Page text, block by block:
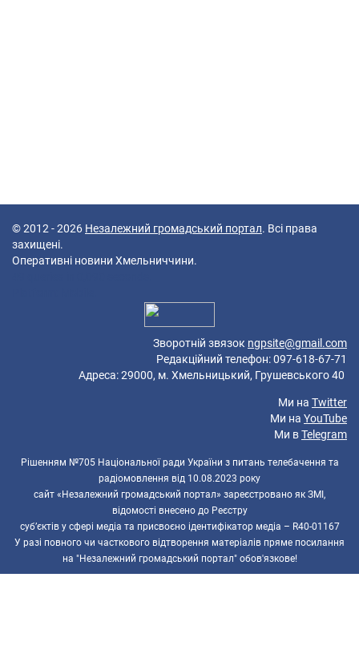
© 2012 - 2026 Незалежний громадський портал. Всі права
захищені.
Оперативні новини Хмельниччини.
Зворотній звязок ngpsite@gmail.com
Редакційний телефон: 097-618-67-71
Адреса: 29000, м. Хмельницький, Грушевського 40
Ми на Twitter
Ми на YouTube
Ми вTelegram
Рішенням №705 Національної ради України з питань телебачення та
радіомовлення від 10.08.2023 року
сайт «Незалежний громадський портал» зареєстровано як ЗМІ,
відомості внесено до Реєстру
суб’єктів у сфері медіа та присвоєно ідентифікатор медіа – R40-01167
У разі повного чи часткового відтворення матеріалів пряме посилання
на "Незалежний громадський портал" обов'язкове!